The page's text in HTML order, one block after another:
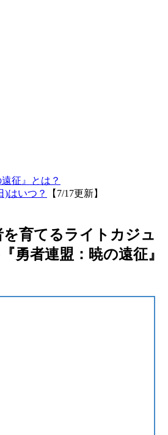
征』とは？
)はいつ？
【7/17更新】
を育てるライトカジュ
勇者連盟：暁の遠征』